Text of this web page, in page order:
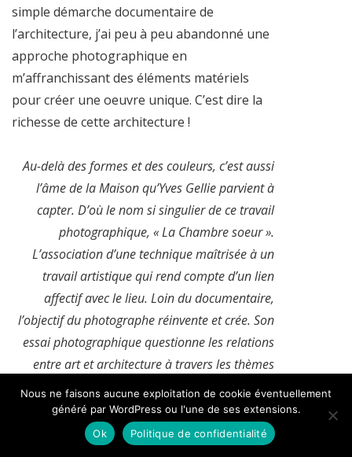
simple démarche documentaire de
l’architecture, j’ai peu à peu abandonné une
approche photographique en
m’affranchissant des éléments matériels
pour créer une oeuvre unique. C’est dire la
richesse de cette architecture !
Au-delà des formes et des couleurs, c’est aussi
l’âme de la Maison qu’Yves Gellie parvient à
capter. D’où le nom si singulier de ce travail
photographique, « La Chambre soeur ».
L’association d’une technique maîtrisée à un
travail artistique qui rend compte d’un lien
affectif avec le lieu. Loin du documentaire,
l’objectif du photographe réinvente et crée. Son
essai photographique questionne les relations
entre art et architecture à travers les thèmes
communs de la matière, de la forme, de
l’espace et de sa représentation. Son intention
interroge alors le pouvoir fictionnel d’une image
Nous ne faisons aucune exploitation de cookie éventuellement
généré par WordPress ou l'une de ses extensions.
Ok
Politique de confidentialité